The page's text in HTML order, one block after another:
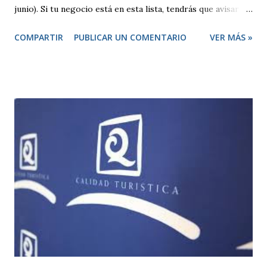
junio). Si tu negocio está en esta lista, tendrás que avisar
específica. Por otro lado, hay otras actividades que se
responsable y la documentación necesaria, que te indicarán
en la correspondiente sede electrónica. Para ambos casos,
todo el trámite se puede hacer online a través de las
diferentes sedes electrónicas de cada ayuntamiento. LISTA
DE ACTIVIDADES CLASIFICADAS A los efectos previstos
en el artículo 2.1.a) y 4 de la Ley 7/2011, de 5 de abril, de
actividades clasificadas y espectáculos públicos y otras
medidas administrativas complementa...
COMPARTIR PUBLICAR UN COMENTARIO VER MÁS »